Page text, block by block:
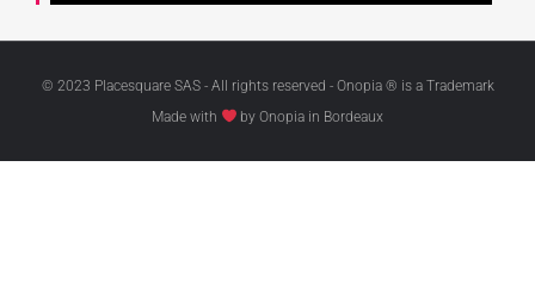
© 2023 Placesquare SAS - All rights reserved - Onopia ® is a Trademark
Made with
by Onopia in Bordeaux